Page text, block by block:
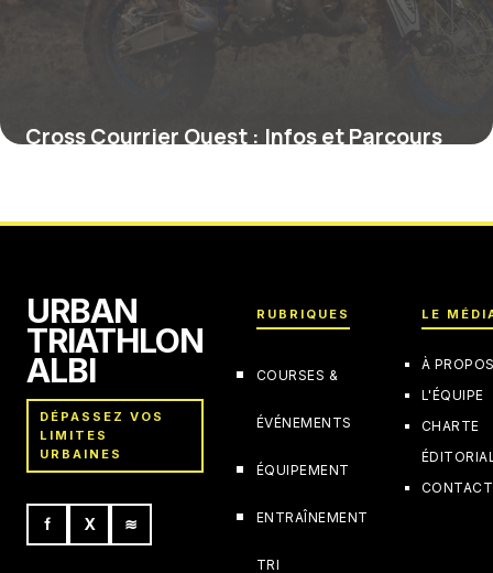
Cross Courrier Ouest : Infos et Parcours
URBAN
TRIATHLON
ALBI
DÉPASSEZ VOS
LIMITES
URBAINES
f X ≋
RUBRIQUES
COURSES &
ÉVÉNEMENTS
ÉQUIPEMENT
ENTRAÎNEMENT
TRI
LE
À
L'ÉQUIPE
CHARTE
CONTACT